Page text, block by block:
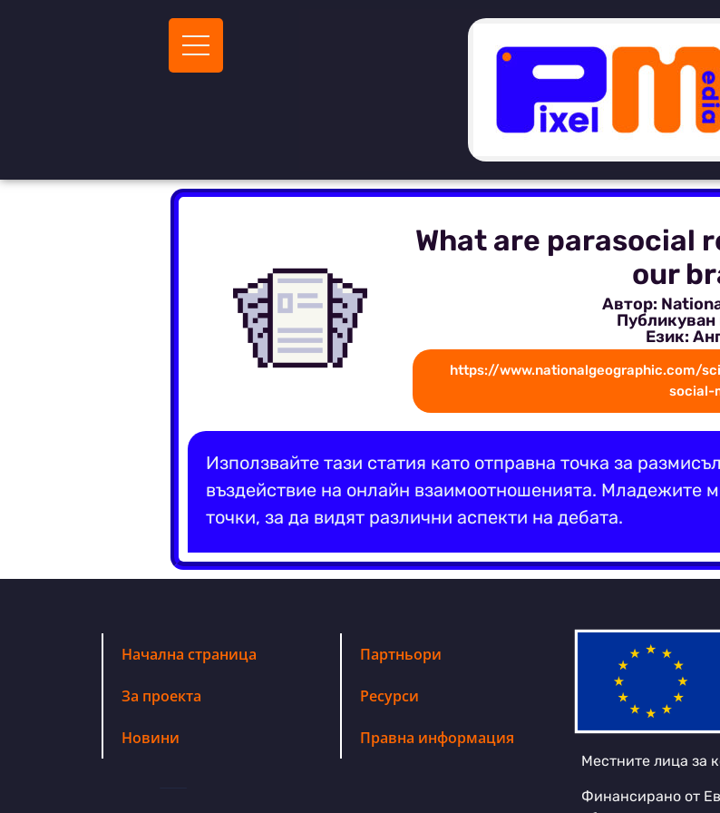
What are parasocial
our
Автор:
Език:
https://www.nationalgeographic.com/
social-
Използвайте тази статия като отправна точка за
въздействие на онлайн взаимоотношенията. Младежите
точки, за да видят различни аспекти на дебата.
Начална страница
За проекта
Новини
Партньори
Ресурси
Правна информация
Местните лица за
Финансирано от